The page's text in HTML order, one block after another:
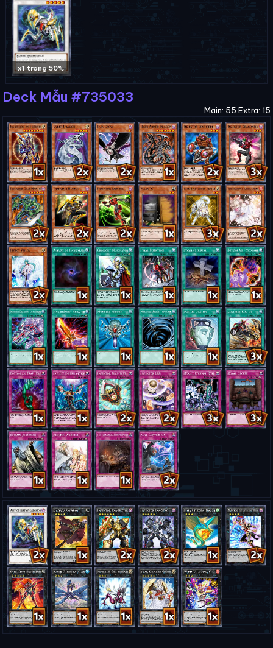
x1 trong 50%
Deck Mẫu #735033
Main: 55 Extra: 15